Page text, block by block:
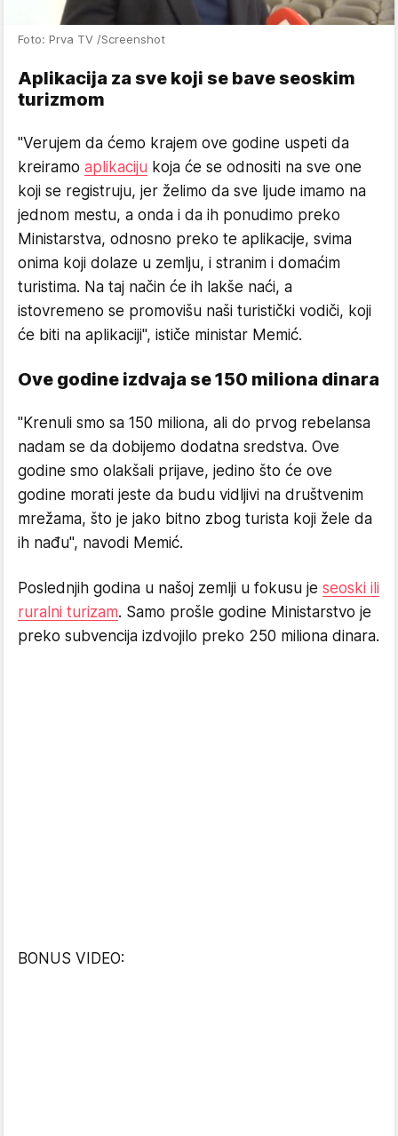
Foto: Prva TV /Screenshot
Aplikacija za sve koji se bave seoskim
turizmom
"Verujem da ćemo krajem ove godine uspeti da
kreiramo aplikaciju koja će se odnositi na sve one
koji se registruju, jer želimo da sve ljude imamo na
jednom mestu, a onda i da ih ponudimo preko
Ministarstva, odnosno preko te aplikacije, svima
onima koji dolaze u zemlju, i stranim i domaćim
turistima. Na taj način će ih lakše naći, a
istovremeno se promovišu naši turistički vodiči, koji
će biti na aplikaciji", ističe ministar Memić.
Ove godine izdvaja se 150 miliona dinara
"Krenuli smo sa 150 miliona, ali do prvog rebelansa
nadam se da dobijemo dodatna sredstva. Ove
godine smo olakšali prijave, jedino što će ove
godine morati jeste da budu vidljivi na društvenim
mrežama, što je jako bitno zbog turista koji žele da
ih nađu", navodi Memić.
Poslednjih godina u našoj zemlji u fokusu je seoski ili
ruralni turizam. Samo prošle godine Ministarstvo je
preko subvencija izdvojilo preko 250 miliona dinara.
BONUS VIDEO: